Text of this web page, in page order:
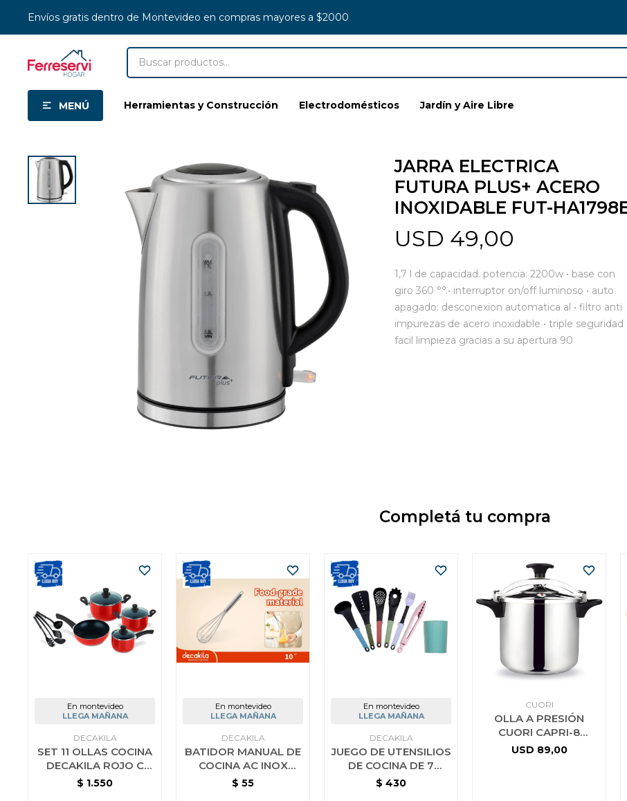
MENÚ Herramientas y Construcción Electrodomésticos Jardín y Aire Libre
Envíos gratis dentro de Montevideo en compras mayores a $2000
JARRA ELECTRICA
FUTURA PLUS+ ACERO
INOXIDABLE FUT-
USD 49,00
1,7 l de capacidad. potencia: 2200w • base con
giro 360 °°.• interruptor on/off luminoso • auto
apagado: desconexion automatica al • filtro anti
impurezas de acero inoxidable • triple seguridad
facil limpieza gracias a su apertura 90
Completá tu compra
En montevideo
LLEGA MAÑANA
DECAKILA
SET 11 OLLAS COCINA
DECAKILA ROJO C
UTENSILIOS
$ 1.550
En montevideo
LLEGA MAÑANA
DECAKILA
BATIDOR MANUAL DE
COCINA AC INOX
DECAKILA 25 CM
$ 55
En montevideo
LLEGA MAÑANA
DECAKILA
JUEGO DE UTENSILIOS
DE COCINA DE 7
PIEZAS KMTT046B
$ 430
CUORI
OLLA A PRESIÓN
CUORI CAPRI-8
ACERO INOX.
USD 89,00